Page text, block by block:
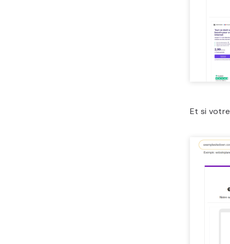
Et si